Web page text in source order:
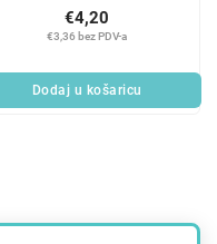
€3,36 bez PDV-a
€4,20
Dodaj u košaricu